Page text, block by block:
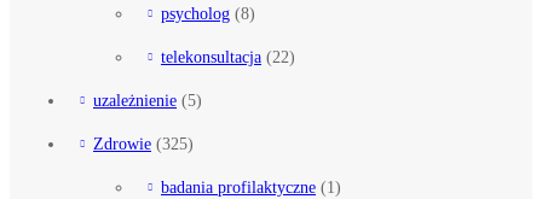
psycholog (8)
telekonsultacja (22)
uzależnienie (5)
Zdrowie (325)
badania profilaktyczne (1)